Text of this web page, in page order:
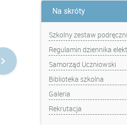
Na skróty
Szkolny zestaw
Regulamin dziennika
Samorząd Uczniowski
Biblioteka szkolna
Galeria
Rekrutacja